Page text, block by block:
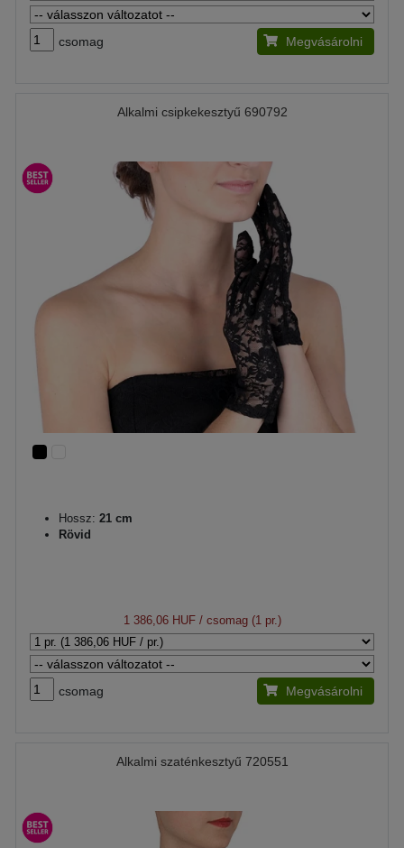
csomag Megvásárolni
Alkalmi csipkekesztyű 690792
Hossz: 21 cm
Rövid
1 386,06 HUF/ csomag (1 pr.)
csomag Megvásárolni
Alkalmi szaténkesztyű 720551